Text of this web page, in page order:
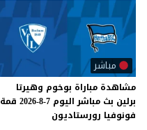
مباشر
مشاهدة مباراة بوخوم وهيرتا
برلين بث مباشر اليوم 7-8-2026
قمة
فونوفيا رورستاديون